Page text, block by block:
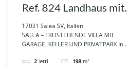
Ref. 824 Landhaus mit
Garage, Keller und
großem Grundstück –
Sanierung nach Wunsch
17031 Salea SV, Italien
SALEA – FREISTEHENDE VILLA MIT
GARAGE, KELLER UND PRIVATPARK In...
2 letti 198 m²